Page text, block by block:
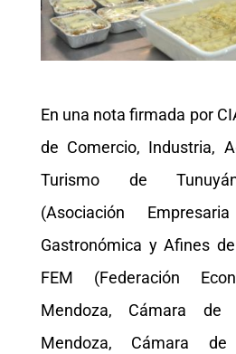
En una nota firmada por
de Comercio, Industria,
Turismo de
(Asociación
Gastronómica y Afines
FEM (Federación
Mendoza, Cámara de
Mendoza, Cámara de